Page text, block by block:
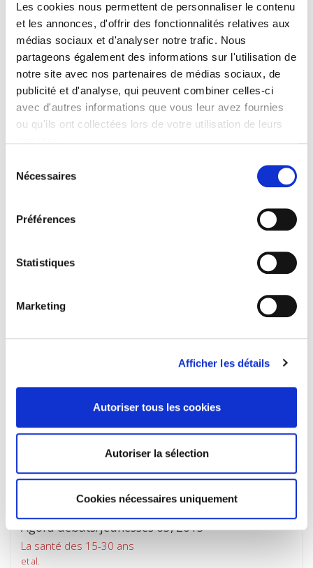
Les cookies nous permettent de personnaliser le contenu
et les annonces, d'offrir des fonctionnalités relatives aux
médias sociaux et d'analyser notre trafic. Nous
partageons également des informations sur l'utilisation de
notre site avec nos partenaires de médias sociaux, de
publicité et d'analyse, qui peuvent combiner celles-ci
avec d'autres informations que vous leur avez fournies
ou qu'ils ont collectées lors de votre utilisation de leurs
Nécessaires
Préférences
Statistiques
Marketing
Afficher les détails
Autoriser tous les cookies
Autoriser la sélection
Cookies nécessaires uniquement
Agora débats/jeunesses 65, 2013
Normes sociales et bifurcations dans les parcours de
vie des jeunes
et al.
et al.
Agora débats/jeunesses 63, 2013
La santé des 15-30 ans
et al.